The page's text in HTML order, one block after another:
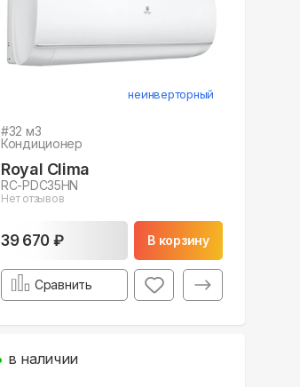
неинверторный
#32 м3
Кондиционер
Royal Clima
RC-PDC35HN
Нет отзывов
39 670 ₽ В корзину
Сравнить
в наличии